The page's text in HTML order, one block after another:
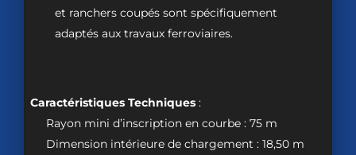
et ranchers coupés sont spécifiquement
adaptés aux travaux ferroviaires.
Caractéristiques Techniques:
Rayon mini d’inscription en courbe : 75 m
Dimension intérieure de chargement : 18,50 m